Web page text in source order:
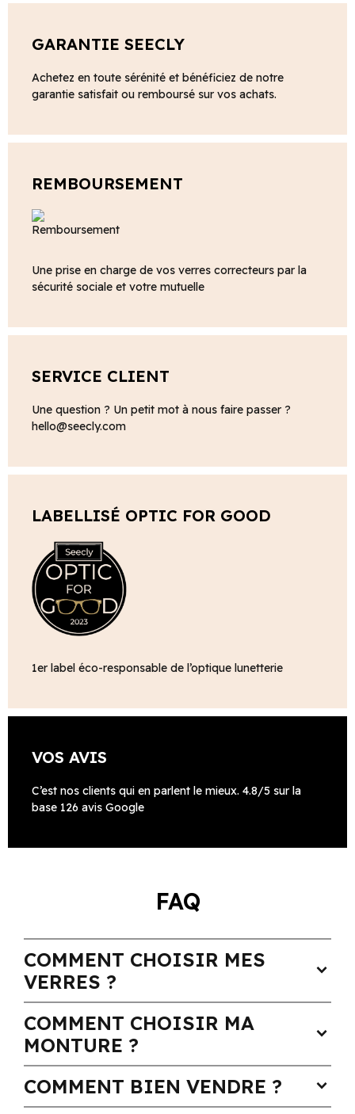
GARANTIE SEECLY
Achetez en toute sérénité et bénéficiez de notre
garantie satisfait ou remboursé sur vos achats.
REMBOURSEMENT
Une prise en charge de vos verres correcteurs par la
sécurité sociale et votre mutuelle
SERVICE CLIENT
Une question ? Un petit mot à nous faire passer ?
hello@seecly.com
LABELLISÉ OPTIC FOR GOOD
1er label éco-responsable de l’optique lunetterie
VOS AVIS
C’est nos clients qui en parlent le mieux. 4.8/5 sur la
base 126 avis Google
FAQ
COMMENT CHOISIR MES
VERRES ?
expand_more
COMMENT CHOISIR MA
MONTURE ?
expand_more
COMMENT BIEN VENDRE ? expand_more